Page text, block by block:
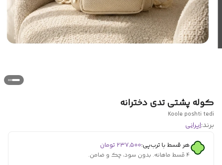
کوله پشتی تدی دخترانه
Koole poshti tedi
برند:ایرانی
هر قسط با ترب‌پی:۲۳۷٬۵۰۰ تومان
۴ قسط ماهانه. بدون سود، چک و ضامن.